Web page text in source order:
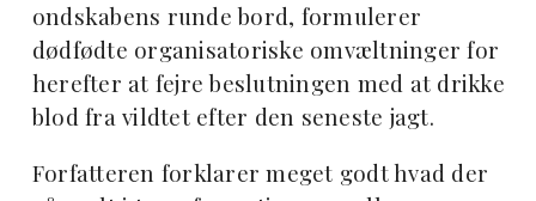
ondskabens runde bord, formulerer
dødfødte organisatoriske omvæltninger for
herefter at fejre beslutningen med at drikke
blod fra vildtet efter den seneste jagt.
Forfatteren forklarer meget godt hvad der